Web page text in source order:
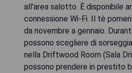
all'area salotto. È disponibile
connessione Wi-Fi. Il tè
da novembre a gennaio.
possono scegliere di
nella Driftwood Room (Sala
possono prendere in prestito